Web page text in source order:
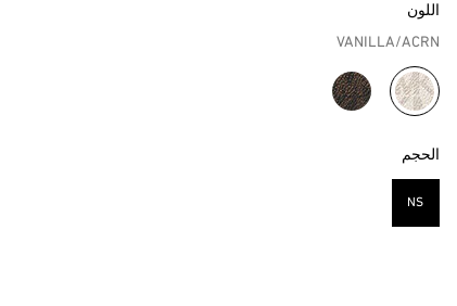
اللون
VANILLA/ACRN
مختار
الحجم
NS